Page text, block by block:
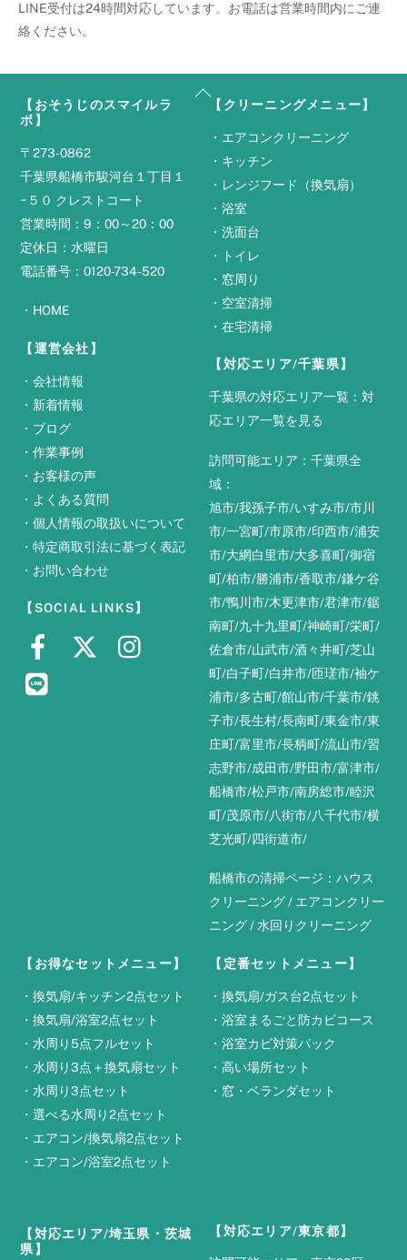
LINE受付は24時間対応しています。お電話は営業時間内にご連
絡ください。
Back
To
Top
【おそうじのスマイルラ
ボ】
〒273-0862
千葉県船橋市駿河台１丁目１
−５０ クレストコート
営業時間：9：00～20：00
定休日：水曜日
電話番号：0120-734-520
・ HOME
【運営会社】
・会社情報
・ 新着情報
・ ブログ
・作業事例
・ お客様の声
・ よくある質問
・個人情報の取扱いについて
・特定商取引法に基づく表記
・ お問い合わせ
【SOCIAL LINKS】
【クリーニングメニュー】
・ エアコンクリーニング
・ キッチン
・ レンジフード（換気扇）
・浴室
・洗面台
・
トイレ
・ 窓周り
・ 空室清掃
・在宅清掃
【対応エリア/千葉県】
千葉県の対応エリア一覧：対
応エリア一覧を見る
訪問可能エリア：千葉県全
域：
旭市/我孫子市/いすみ市/市川
市/一宮町/市原市/印西市/浦安
市/大網白里市/大多喜町/御宿
町/柏市/勝浦市/香取市/鎌ケ谷
市/鴨川市/木更津市/君津市/鋸
南町/九十九里町/神崎町/栄町/
佐倉市/山武市/酒々井町/芝山
町/白子町/白井市/匝瑳市/袖ケ
浦市/多古町/館山市/千葉市/銚
子市/長生村/長南町/東金市/東
庄町/富里市/長柄町/流山市/習
志野市/成田市/野田市/富津市/
船橋市/松戸市/南房総市/睦沢
町/茂原市/八街市/八千代市/横
芝光町/四街道市/
船橋市の清掃ページ：ハウス
クリーニング/ エアコンクリー
ニング/水回りクリーニング
【お得なセットメニュー】
・換気扇/キッチン2点セット
・換気扇/浴室2点セット
・水周り5点フルセット
・水周り3点＋換気扇セット
・水周り3点セット
・選べる水周り2点セット
・ エアコン/換気扇2点セット
・ エアコン/浴室2点セット
【対応エリア/埼玉県・茨城
県】
【定番セットメニュー】
・換気扇/ガス台2点セット
・浴室まるごと防カビコース
・浴室カビ対策パック
・高い場所セット
・ 窓・ベランダセット
【対応エリア/東京都】